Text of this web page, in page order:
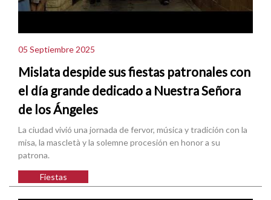
05 Septiembre 2025
Mislata despide sus fiestas patronales con
el día grande dedicado a Nuestra Señora
de los Ángeles
La ciudad vivió una jornada de fervor, música y tradición con la
misa, la mascletà y la solemne procesión en honor a su
patrona.
Fiestas